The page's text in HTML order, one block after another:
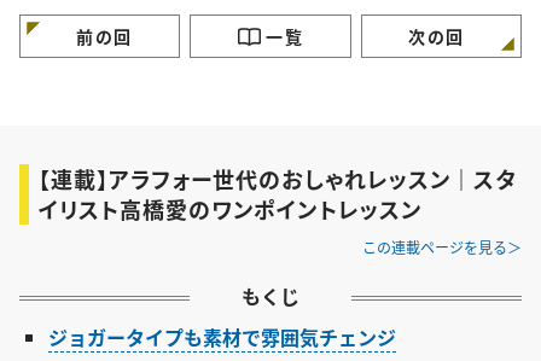
｜vol.1 ｜vol.3
前の回 一覧 次の回
【連載】アラフォー世代のおしゃれレッスン｜スタ
イリスト高橋愛のワンポイントレッスン
この連載ページを見る
もくじ
ジョガータイプも素材で雰囲気チェンジ